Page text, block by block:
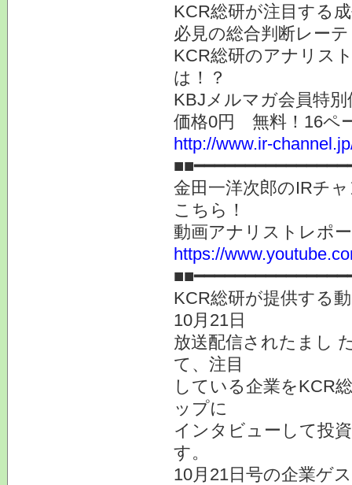
KCR総研が注目する
必見の総合判断レー
KCR総研のアナリス
は！？
KBJメルマガ会員特別
価格0円 無料！16ペ
http://www.ir-
金田一洋次郎のIRチ
こちら！
動画アナリストレポ
https://
KCR総研が提供する
10月21日
放送配信されたまし
て、注目
している企業をKCR
ップに
インタビューして投
す。
10月21日号の企業ゲ